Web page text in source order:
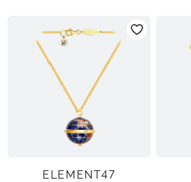
ELEMENT47